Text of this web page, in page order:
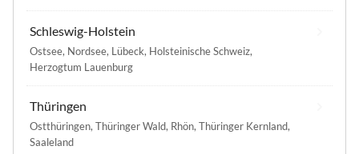
Schleswig-Holstein
Ostsee, Nordsee, Lübeck, Holsteinische Schweiz,
Herzogtum Lauenburg
Thüringen
Ostthüringen, Thüringer Wald, Rhön, Thüringer Kernland,
Saaleland